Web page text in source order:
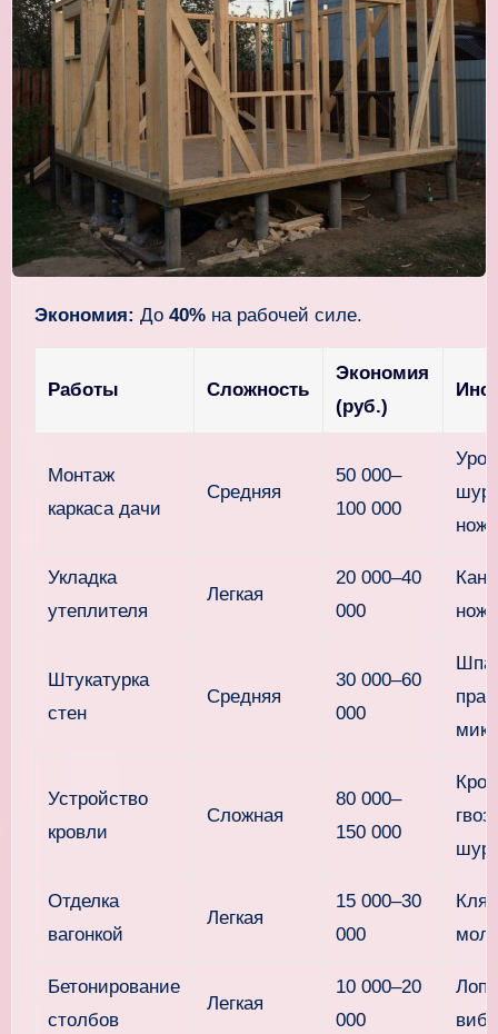
Экономия: До 40%на рабочей силе.
Работы Сложность
Экономия
(руб.)
Монтаж
каркаса дачи
Средняя
50 000–
100 000
Укладка
утеплителя
Легкая
20 000–40
000
нож,
Штукатурка
стен
Средняя
30 000–60
000
Устройство
кровли
Сложная
80 000–
150 000
Отделка
вагонкой
Легкая
15 000–30
000
Бетонирование
столбов
Легкая
10 000–20
000